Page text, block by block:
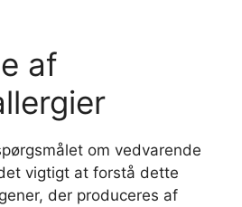
af
om vedvarende
vigtigt at forstå dette
der produceres af